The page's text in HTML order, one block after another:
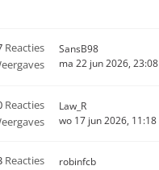
Reacties
SansB98
ma 22 jun 2026, 23:08
Reacties
Law_R
wo 17 jun 2026, 11:18
Reacties
robinfcb